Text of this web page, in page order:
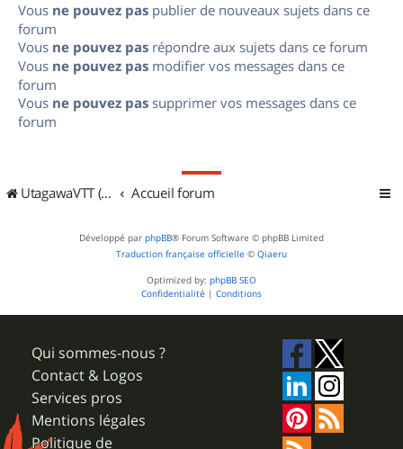
Vous ne pouvez pas publier de nouveaux sujets dans ce
forum
Vous ne pouvez pas répondre aux sujets dans ce forum
Vous ne pouvez pas modifier vos messages dans ce
forum
Vous ne pouvez pas supprimer vos messages dans ce
forum
UtagawaVTT (Randos VTT et VTTAE avec traces GPS) Accueil forum
Développé par phpBB® Forum Software © phpBB Limited
Traduction française officielle © Qiaeru
Optimized by: phpBB SEO
Confidentialité | Conditions
Qui sommes-nous ?
Contact & Logos
Services pros
Mentions légales
Politique de